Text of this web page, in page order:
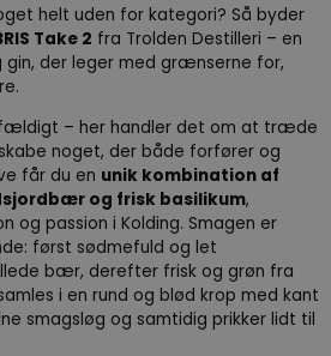
helt uden for kategori? Så byder
Take 2 fra Trolden Destilleri – en
gin, der leger med grænserne for,
– her handler det om at træde
noget, der både forfører og
får du en unik kombination af
og frisk basilikum,
og passion i Kolding. Smagen er
først sødmefuld og let
bær, derefter frisk og grøn fra
i en rund og blød krop med kant
smagsløg og samtidig prikker lidt til